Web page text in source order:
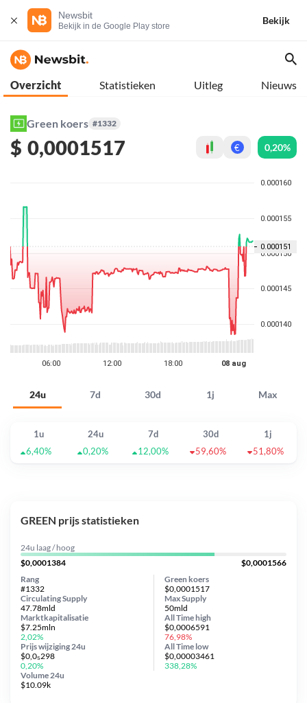
Newsbit
Bekijk in de Google Play store
Bekijk
Overzicht Statistieken Uitleg Nieuws
Green koers #1332
$ 0,0001517 € 0,20%
24u 7d 30d 1j Max
1u 24u 7d 30d
1j
6,40%
0,20% 12,00% 59,60% 51,80%
GREEN prijs statistieken
24u laag / hoog
$0,0001384
$0,0001566
Green koers
$0,0001517
Circulating Supply
47.78mld
Prijs wijziging24u
$0,0₅298
0,20%
Max Supply
50mld
Marktkapitalisatie
$7.25mln
2,02%
Volume 24u
$10.09k
Rang
#1332
All Timehigh
$0,0006591
76,98%
All Time low
$0,00003461
338,28%